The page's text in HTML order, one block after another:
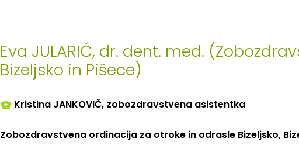
Eva JULARIĆ, dr. dent. med.
Bizeljsko in Pišece)
Kristina JANKOVIČ, zobozdravstvena asistentka
Zobozdravstvena ordinacija za otroke in odrasle Bizeljsko,